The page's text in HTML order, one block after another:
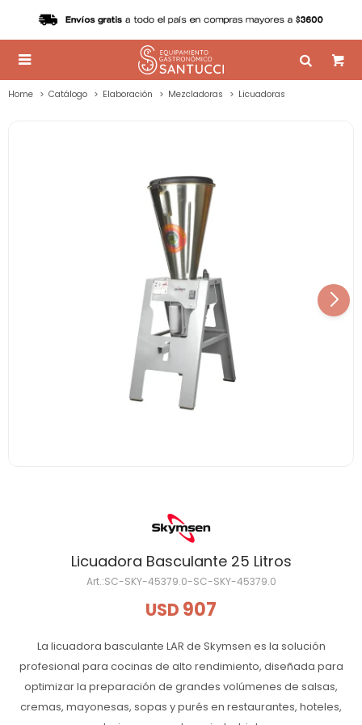

Home Catálogo Elaboración Mezcladoras Licuadoras
Licuadora Basculante 25 Litros
SC-SKY-45379.0-SC-SKY-45379.0
USD 907
La licuadora basculante LAR de Skymsen es la solución
profesional para cocinas de alto rendimiento, diseñada para
optimizar la preparación de grandes volúmenes de salsas,
cremas, mayonesas, sopas y purés en restaurantes, hoteles,